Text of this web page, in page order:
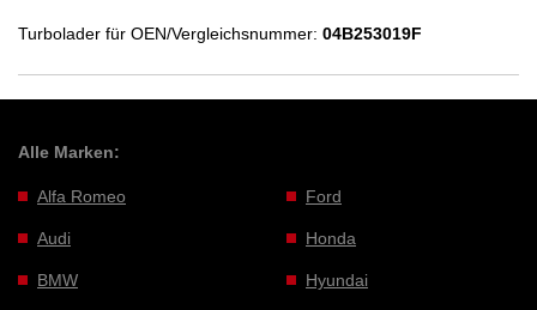
Turbolader für OEN/Vergleichsnummer: 04B253019F
Alle Marken:
Alfa Romeo
Audi
BMW
Ford
Honda
Hyundai